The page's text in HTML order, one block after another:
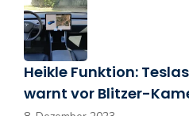
Heikle Funktion:
warnt vor Blitzer-